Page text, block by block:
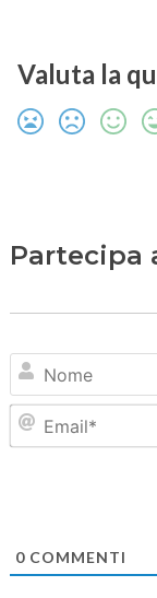
Valuta la
Partecipa
0COMMENTI